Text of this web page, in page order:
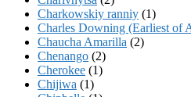
Charkowskiy ranniy (1)
Charles Downing (Earliest of
Chaucha Amarilla (2)
Chenango (2)
Cherokee (1)
Chijiwa (1)